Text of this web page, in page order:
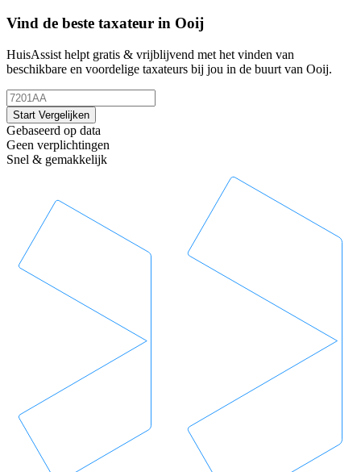
Vind de beste taxateur in Ooij
HuisAssist helpt gratis & vrijblijvend met het vinden van
beschikbare en voordelige taxateurs bij jou in de buurt van Ooij.
Start Vergelijken
Gebaseerd op data
Geen verplichtingen
Snel & gemakkelijk